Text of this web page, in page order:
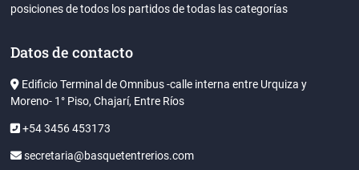
posiciones de todos los partidos de todas las categorías
Datos de contacto
Edificio Terminal de Omnibus -calle interna entre Urquiza y
Moreno- 1° Piso, Chajarí, Entre Ríos
+54 3456 453173
secretaria@basquetentrerios.com